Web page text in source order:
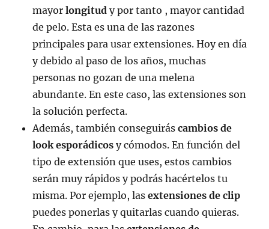
mayorlongitud y por tanto , mayor cantidad
de pelo. Esta es una de las razones
principales para usar extensiones. Hoy en día
y debido al paso de los años, muchas
personas no gozan de una melena
abundante. En este caso, las extensiones son
la solución perfecta.
Además, también conseguiráscambios de
look esporádicos y cómodos. En función del
tipo de extensión que uses, estos cambios
serán muy rápidos y podrás hacértelos tu
misma. Por ejemplo, las extensiones de clip
puedes ponerlas y quitarlas cuando quieras.